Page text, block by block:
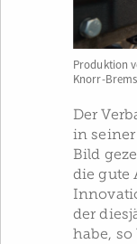
Produktion
Knorr-
Der
in
Bild
die gute
der
habe,